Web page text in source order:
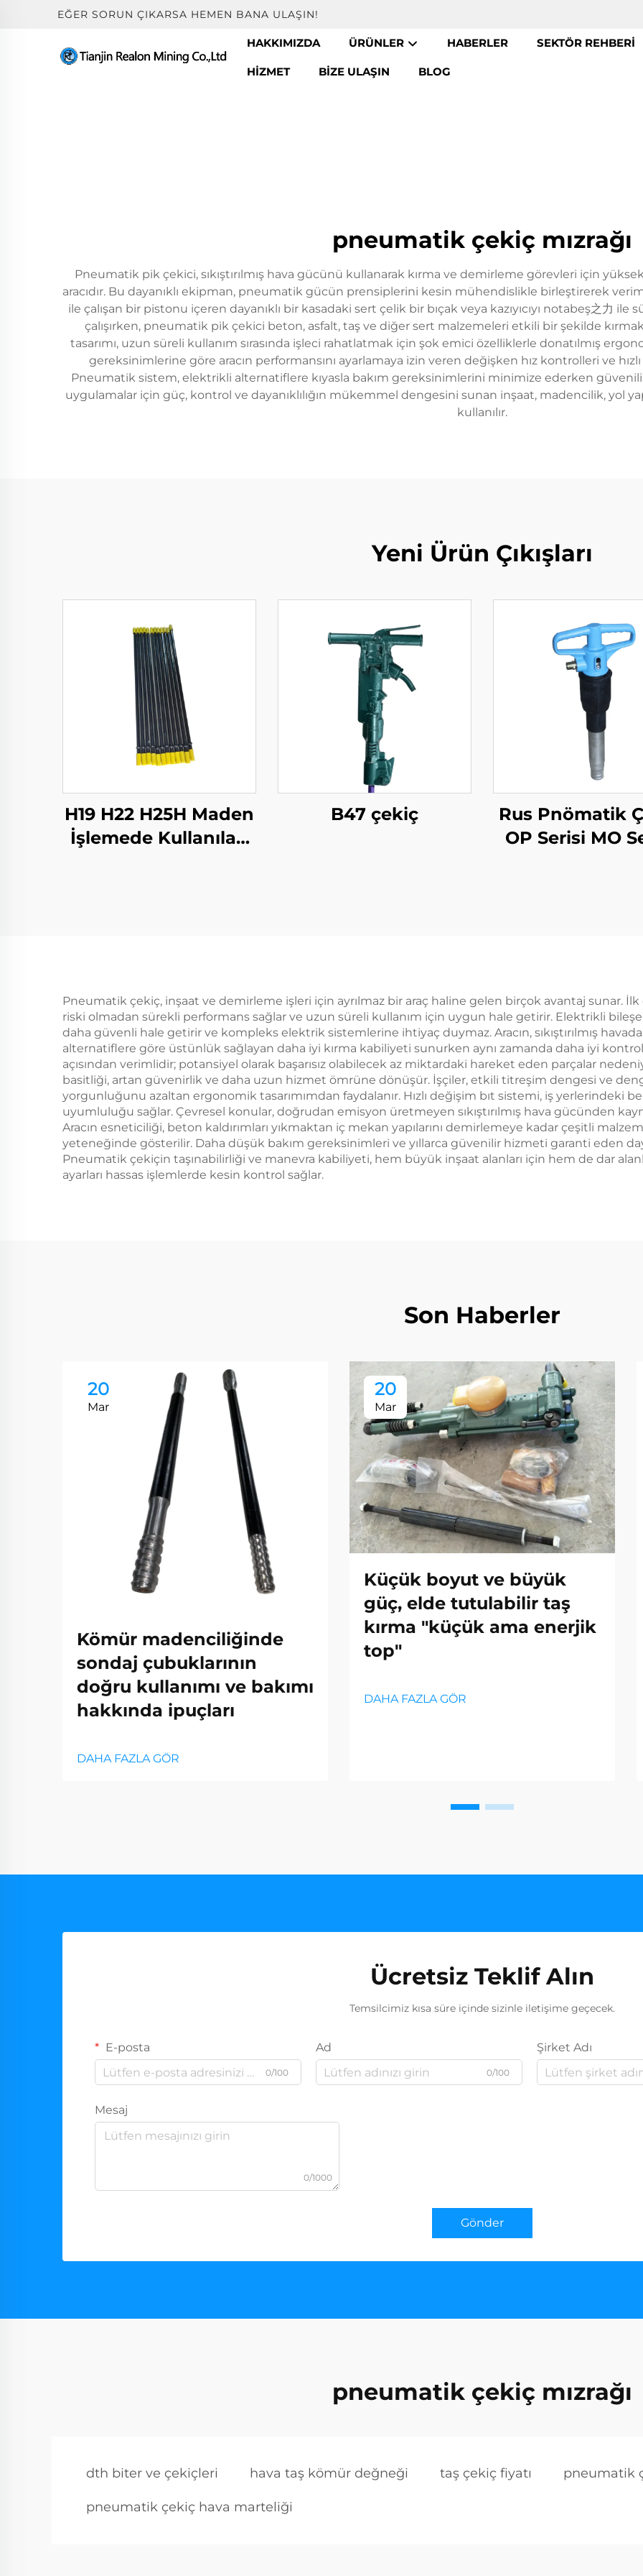
EĞER SORUN ÇIKARSA HEMEN BANA ULAŞIN!
HAKKIMIZDA ÜRÜNLER HABERLER SEKTÖR REHBERI
HIZMET BIZE ULAŞIN BLOG
pneumatik çekiç mızrağı
Pneumatik pik çekici, sıkıştırılmış hava gücünü kullanarak kırma ve demirleme görevleri için
aracıdır. Bu dayanıklı ekipman, pneumatik gücün prensiplerini kesin mühendislikle birleştirerek
ile çalışan bir pistonu içeren dayanıklı bir kasadaki sert çelik bir bıçak veya kazıyıcıyı notabeş之力 ile
çalışırken, pneumatik pik çekici beton, asfalt, taş ve diğer sert malzemeleri etkili bir şekilde
tasarımı, uzun süreli kullanım sırasında işleci rahatlatmak için şok emici özelliklerle donatılmış
gereksinimlerine göre aracın performansını ayarlamaya izin veren değişken hız kontrolleri ve
Pneumatik sistem, elektrikli alternatiflere kıyasla bakım gereksinimlerini minimize ederken
uygulamalar için güç, kontrol ve dayanıklılığın mükemmel dengesini sunan inşaat, madencilik, yol
kullanılır.
Yeni Ürün Çıkışları
H19 H22 H25H Maden
İşlemede Kullanılan
B47 çekiç
Rus Pnömatik
OP Serisi MO
Pneumatik çekiç, inşaat ve demirleme işleri için ayrılmaz bir araç haline gelen birçok avantaj sunar. İlk
riski olmadan sürekli performans sağlar ve uzun süreli kullanım için uygun hale getirir. Elektrikli
daha güvenli hale getirir ve kompleks elektrik sistemlerine ihtiyaç duymaz. Aracın, sıkıştırılmış
alternatiflere göre üstünlük sağlayan daha iyi kırma kabiliyeti sunurken aynı zamanda daha iyi
açısından verimlidir; potansiyel olarak başarısız olabilecek az miktardaki hareket eden parçalar
basitliği, artan güvenirlik ve daha uzun hizmet ömrüne dönüşür. İşçiler, etkili titreşim dengesi ve
yorgunluğunu azaltan ergonomik tasarımımdan faydalanır. Hızlı değişim bıt sistemi, iş yerlerindeki
uyumluluğu sağlar. Çevresel konular, doğrudan emisyon üretmeyen sıkıştırılmış hava gücünden
Aracın esneticiliği, beton kaldırımları yıkmaktan iç mekan yapılarını demirlemeye kadar çeşitli
yeteneğinde gösterilir. Daha düşük bakım gereksinimleri ve yıllarca güvenilir hizmeti garanti eden
Pneumatik çekiçin taşınabilirliği ve manevra kabiliyeti, hem büyük inşaat alanları için hem de dar
ayarları hassas işlemlerde kesin kontrol sağlar.
Son Haberler
20
Mar
Kömür madenciliğinde
sondaj çubuklarının
doğru kullanımı ve bakımı
hakkında ipuçları
DAHA FAZLA GÖR
20
Mar
Küçük boyut ve büyük
güç, elde tutulabilir taş
kırma "küçük ama enerjik
top"
DAHA FAZLA GÖR
Ücretsiz Teklif Alın
Temsilcimiz kısa süre içinde sizinle iletişime geçecek.
E-posta
0/100
Ad
0/100
Şirket Adı
Mesaj
0/1000
Gönder
pneumatik çekiç mızrağı
dth biter ve çekiçleri hava taş kömür değneği taş çekiç fiyatı pneumatik
pneumatik çekiç hava marteliği